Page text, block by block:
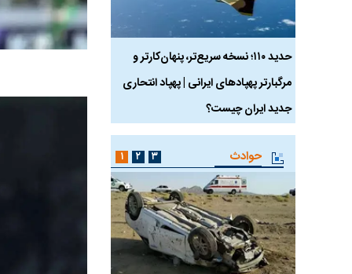
حدید ۱۱۰؛ نسخه سریع‌تر، پنهان‌کارتر و
مرگبارتر پهپادهای ایرانی | پهپاد انتحاری
جدید ایران چیست؟
حوادث ۱ ۲ ۳